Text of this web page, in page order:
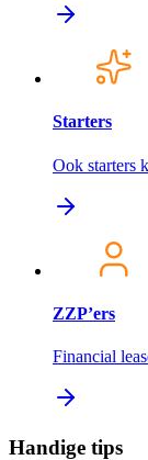
Starters
Ook starters
ZZP’ers
Financial
Handige tips